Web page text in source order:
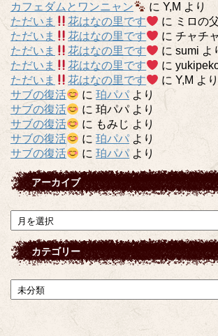
カフェダムとワンニャン
にY,M より
ただいま
花はなの里です に ミロの
ただいま
花はなの里です にチャチャ
ただいま
花はなの里です にsumi よ
ただいま
花はなの里です に
ただいま
花はなの里です にY,M より
サブの復活
に珀パパ より
サブの復活
に珀パパより
サブの復活
に もみじ より
サブの復活
に珀パパ より
サブの復活
に珀パパ より
アーカイブ
ア
ー
カ
イ
カテゴリー
カ
テ